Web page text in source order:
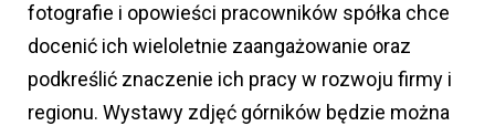
fotografie i opowieści pracowników spółka chce
docenić ich wieloletnie zaangażowanie oraz
podkreślić znaczenie ich pracy w rozwoju firmy i
regionu. Wystawy zdjęć górników będzie można